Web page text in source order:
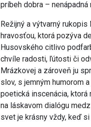
príbeh dobra –
Režijný a výtvarný
hravosťou, ktorá pozýva
Husovského citlivo
chvíle radosti, ľútosti či
Mrázkovej a zároveň ju
slov, s jemným humorom
poetická inscenácia,
na láskavom dialógu
svet je krásny vždy, keď